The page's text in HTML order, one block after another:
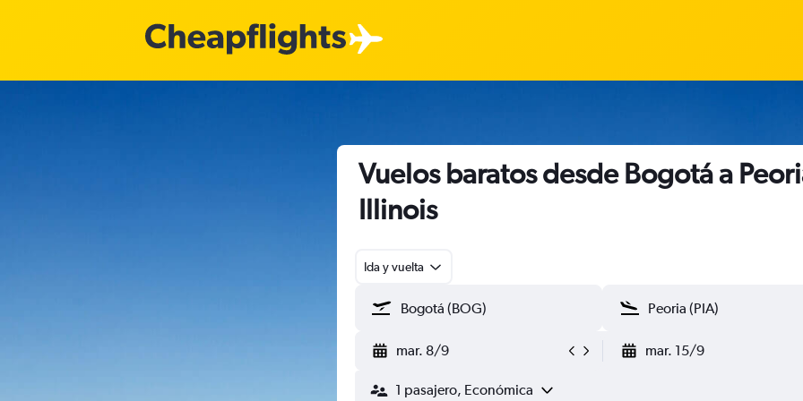
Vuelos baratos desde Bogotá a
Illinois
Ida y vuelta
mar. 8/9 mar. 15/9
1 pasajero, Económica